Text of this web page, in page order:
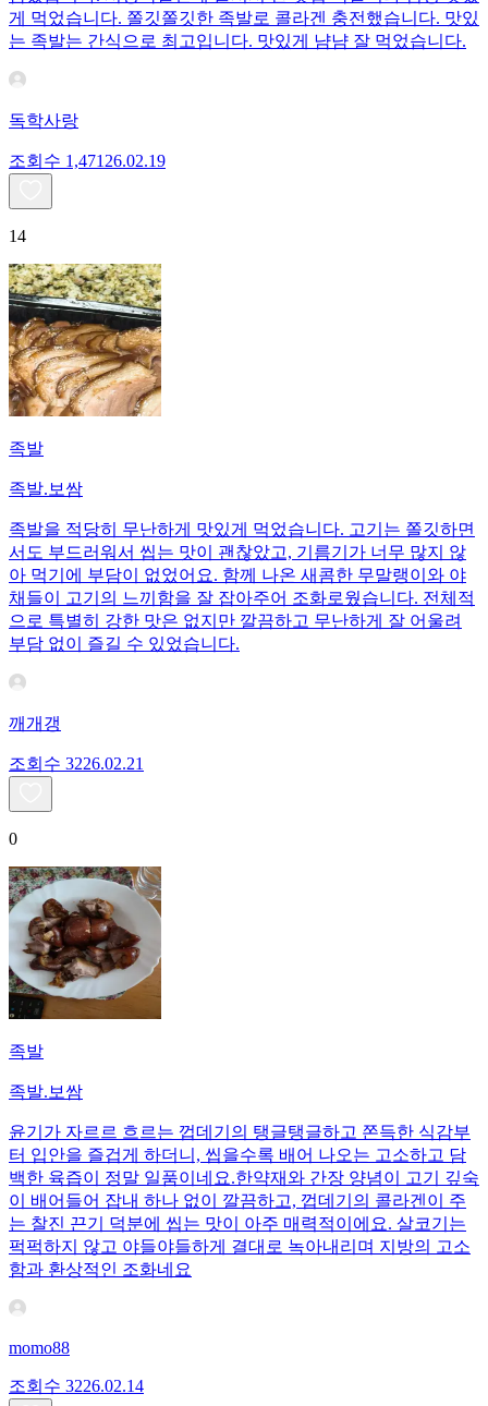
게 먹었습니다. 쫄깃쫄깃한 족발로 콜라겐 충전했습니다. 맛있
는 족발는 간식으로 최고입니다. 맛있게 냠냠 잘 먹었습니다.
독학사랑
조회수 1,471 26.02.19
14
족발
족발.보쌈
족발을 적당히 무난하게 맛있게 먹었습니다. 고기는 쫄깃하면
서도 부드러워서 씹는 맛이 괜찮았고, 기름기가 너무 많지 않
아 먹기에 부담이 없었어요. 함께 나온 새콤한 무말랭이와 야
채들이 고기의 느끼함을 잘 잡아주어 조화로웠습니다. 전체적
으로 특별히 강한 맛은 없지만 깔끔하고 무난하게 잘 어울려
부담 없이 즐길 수 있었습니다.
깨개갱
조회수 3226.02.21
0
족발
족발.보쌈
윤기가 자르르 흐르는 껍데기의 탱글탱글하고 쫀득한 식감부
터 입안을 즐겁게 하더니, 씹을수록 배어 나오는 고소하고 담
백한 육즙이 정말 일품이네요. ​한약재와 간장 양념이 고기 깊숙
이 배어들어 잡내 하나 없이 깔끔하고, 껍데기의 콜라겐이 주
는 찰진 끈기 덕분에 씹는 맛이 아주 매력적이에요. 살코기는
퍽퍽하지 않고 야들야들하게 결대로 녹아내리며 지방의 고소
함과 환상적인 조화네요
momo88
조회수 3226.02.14